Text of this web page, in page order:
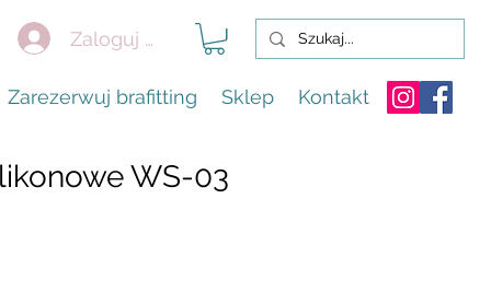
Zaloguj się
Zarezerwuj brafitting Sklep Kontakt
WS-03